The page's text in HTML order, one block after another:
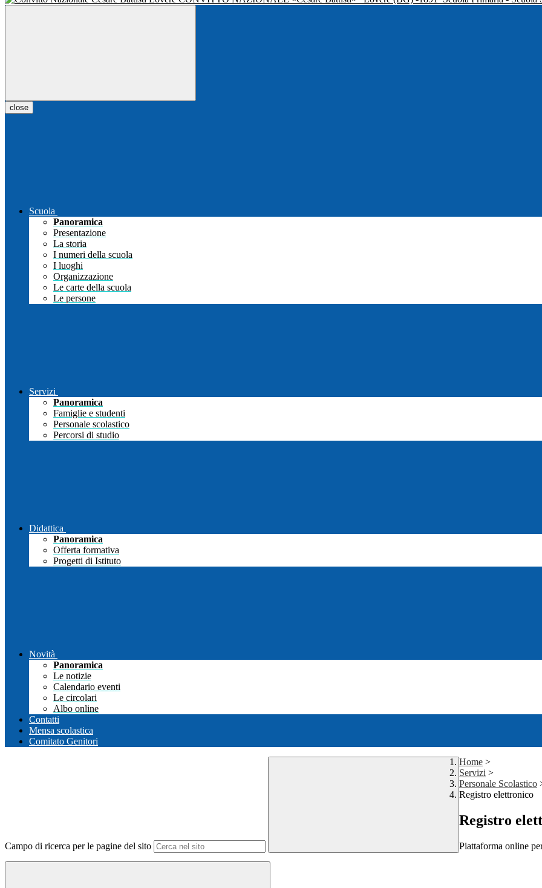
close
Scuola
Panoramica
Presentazione
La storia
I numeri della scuola
I luoghi
Organizzazione
Le carte della scuola
Le persone
Servizi
Panoramica
Famiglie e studenti
Personale scolastico
Percorsi di studio
Didattica
Panoramica
Offerta formativa
Progetti di Istituto
Novità
Panoramica
Le notizie
Calendario eventi
Le circolari
Albo online
Contatti
Mensa scolastica
Comitato Genitori
Campo di ricerca per le pagine del sito
Home >
Servizi >
Personale Scolastico
Registro elettronico
Registro
Piattaforma online